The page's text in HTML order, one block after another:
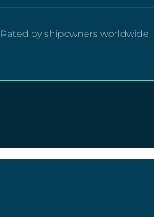
Rated by shipowners worldwide